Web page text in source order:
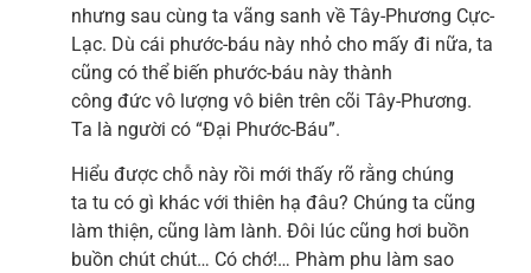
nhưng sau cùng ta vãng sanh về Tây-Phương Cực-
Lạc. Dù cái phước-báu này nhỏ cho mấy đi nữa, ta
cũng có thể biến phước-báu này thành
công đức vô lượng vô biên trên cõi Tây-Phương.
Ta là người có “Đại Phước-Báu”.
Hiểu được chỗ này rồi mới thấy rõ rằng chúng
ta tu có gì khác với thiên hạ đâu? Chúng ta cũng
làm thiện, cũng làm lành. Đôi lúc cũng hơi buồn
buồn chút chút… Có chớ!… Phàm phu làm sao